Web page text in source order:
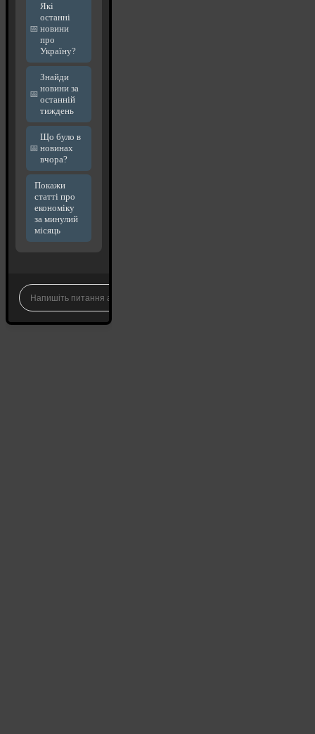
Які
останні
новини
про
Україну?
Знайди
новини за
останній
тиждень
Що було в
новинах
вчора?
Покажи
статті про
економіку
за минулий
місяць